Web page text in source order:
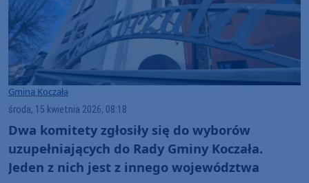
Gmina Koczała
środa, 15 kwietnia 2026, 08:18
Dwa komitety zgłosiły się do wyborów
uzupełniających do Rady Gminy Koczała.
Jeden z nich jest z innego województwa